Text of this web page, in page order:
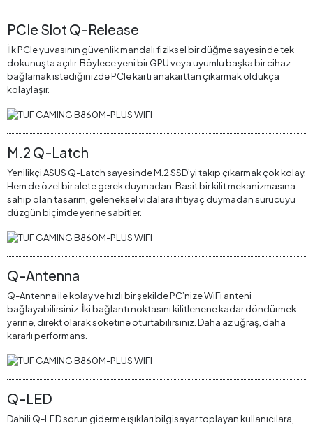
PCIe Slot Q-Release
İlk PCIe yuvasının güvenlik mandalı fiziksel bir düğme sayesinde tek
dokunuşta açılır. Böylece yeni bir GPU veya uyumlu başka bir cihaz
bağlamak istediğinizde PCIe kartı anakarttan çıkarmak oldukça
kolaylaşır.
M.2 Q-Latch
Yenilikçi ASUS Q-Latch sayesinde M.2 SSD’yi takıp çıkarmak çok kolay.
Hem de özel bir alete gerek duymadan. Basit bir kilit mekanizmasına
sahip olan tasarım, geleneksel vidalara ihtiyaç duymadan sürücüyü
düzgün biçimde yerine sabitler.
Q-Antenna
Q-Antenna ile kolay ve hızlı bir şekilde PC’nize WiFi anteni
bağlayabilirsiniz. İki bağlantı noktasını kilitlenene kadar döndürmek
yerine, direkt olarak soketine oturtabilirsiniz. Daha az uğraş, daha
kararlı performans.
Q-LED
Dahili Q-LED sorun giderme ışıkları bilgisayar toplayan kullanıcılara,